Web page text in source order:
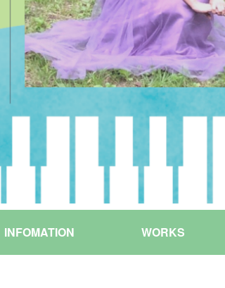
INFOMATION WORKS